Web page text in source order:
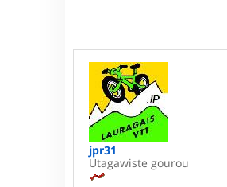
jpr31
Utagawiste gourou